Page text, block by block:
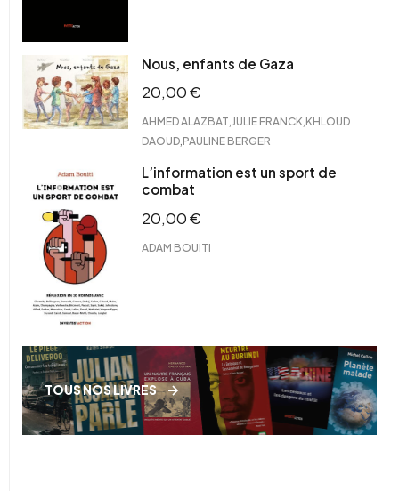
Nous, enfants de Gaza
20,00€
AHMED ALAZBAT JULIE FRANCK KHLOUD
DAOUD PAULINE BERGER
L’information est un sport de
combat
20,00€
ADAM BOUITI
TOUS NOS LIVRES